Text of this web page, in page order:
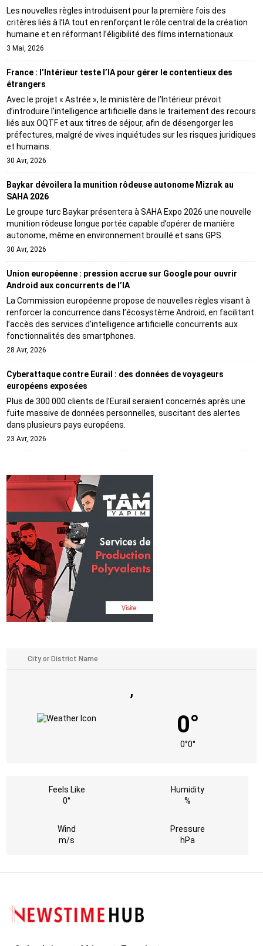
Les nouvelles règles introduisent pour la première fois des
critères liés à l’IA tout en renforçant le rôle central de la création
humaine et en réformant l’éligibilité des films internationaux
3 Mai, 2026
France : l’Intérieur teste l’IA pour gérer le contentieux des
étrangers
Avec le projet « Astrée », le ministère de l’Intérieur prévoit
d’introduire l’intelligence artificielle dans le traitement des recours
liés aux OQTF et aux titres de séjour, afin de désengorger les
préfectures, malgré de vives inquiétudes sur les risques juridiques
et humains.
30 Avr, 2026
Baykar dévoilera la munition rôdeuse autonome Mizrak au
SAHA 2026
Le groupe turc Baykar présentera à SAHA Expo 2026 une nouvelle
munition rôdeuse longue portée capable d’opérer de manière
autonome, même en environnement brouillé et sans GPS.
30 Avr, 2026
Union européenne : pression accrue sur Google pour ouvrir
Android aux concurrents de l’IA
La Commission européenne propose de nouvelles règles visant à
renforcer la concurrence dans l’écosystème Android, en facilitant
l’accès des services d’intelligence artificielle concurrents aux
fonctionnalités des smartphones.
28 Avr, 2026
Cyberattaque contre Eurail : des données de voyageurs
européens exposées
Plus de 300 000 clients de l’Eurail seraient concernés après une
fuite massive de données personnelles, suscitant des alertes
dans plusieurs pays européens.
23 Avr, 2026
,
0°
0°0°
Feels Like
0°
Humidity
%
Wind
m/s
Pressure
hPa